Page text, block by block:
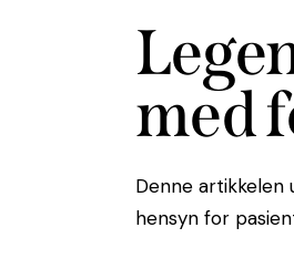
med
Denne artikkelen
hensyn for